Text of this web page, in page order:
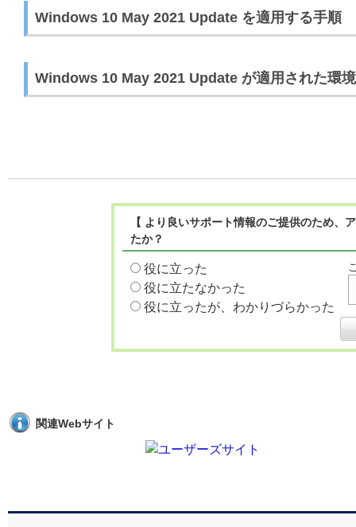
Windows 10 May 2021 Update を適用する手順
Windows 10 May 2021 Update が適用された環
【 より良いサポート情報のご提供のため
たか？
役に立った
役に立たなかった
役に立ったが、わかりづらかった
関連Webサイト